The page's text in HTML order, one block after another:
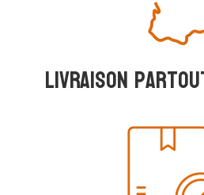
Livraison